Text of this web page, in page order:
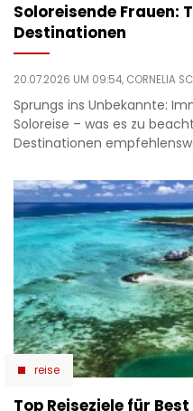
Soloreisende Frauen:
Destinationen
20.07.2026 UM 09:54, CORNELIA
Sprungs ins Unbekannte:
Soloreise – was es zu
Destinationen
reise
Top Reiseziele für